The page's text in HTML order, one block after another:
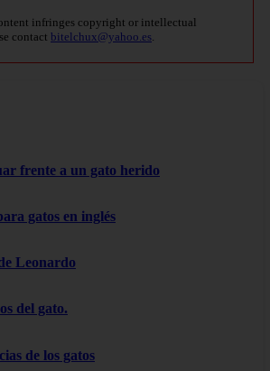
infringes copyright or intellectual
contact bitelchux@yahoo.es.
frente a un gato herido
gatos en inglés
Leonardo
del gato.
de los gatos